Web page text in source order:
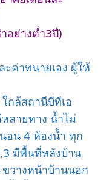
อย่างต่ำ3ปี)
ค่าทนายเอง ผู้ให้
กล้สถานีบีทีเอ
ลายทาง น้ำไม่
อน 4 ห้องน้ำ ทุก
มีพื้นที่หลังบ้าน
วางหน้าบ้านนอก